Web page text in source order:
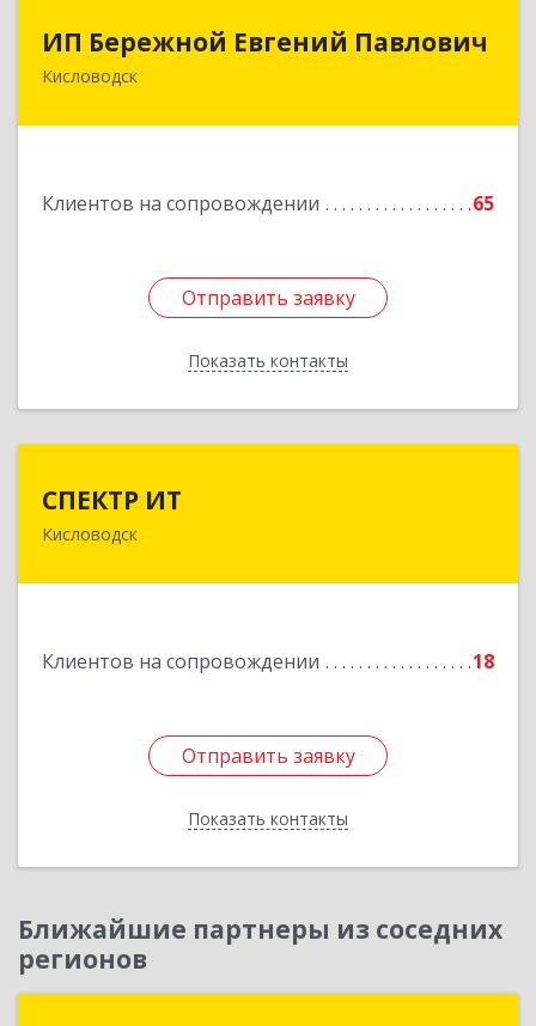
ИП Бережной Евгений Павлович
Кисловодск
Клиентов на сопровождении 65
Отправить заявку
Показать контакты
ИП Бережной Евгений Павлович
357748, Ставропольский край, Кисловодск г,
Отправить заявку
Назад
СПЕКТР ИТ
Кисловодск
Клиентов на сопровождении 18
Отправить заявку
Показать контакты
357736, Ставропольский край, Кисловодск г,
Отправить заявку
Назад
Ближайшие партнеры из соседних
регионов